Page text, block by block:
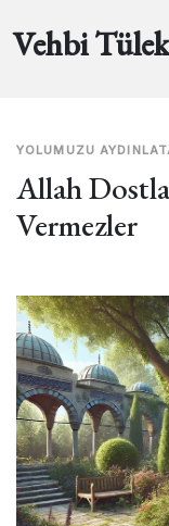
Vehbi Tülek
YOLUMUZU
Allah
Vermezler